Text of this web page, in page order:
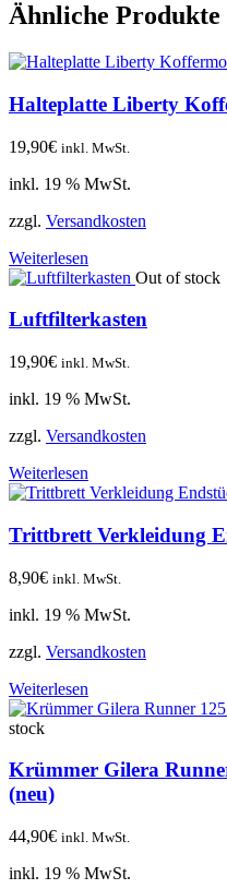
Ähnliche Produkte
Halteplatte Liberty
19,90€ inkl. MwSt.
inkl. 19 % MwSt.
zzgl. Versandkosten
Weiterlesen
Out of stock
Luftfilterkasten
19,90€ inkl. MwSt.
inkl. 19 % MwSt.
zzgl. Versandkosten
Weiterlesen
Trittbrett Verkleidung
8,90€ inkl. MwSt.
inkl. 19 % MwSt.
zzgl. Versandkosten
Weiterlesen
stock
Krümmer Gilera
(neu)
44,90€ inkl. MwSt.
inkl. 19 % MwSt.